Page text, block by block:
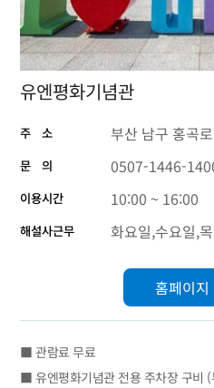
유엔평화기념관
주 소 부산 남구 홍곡
문 의 0507-1446-
이용시간 10:00 ~ 16:00
해설사근무 화요일,수요일,
홈페이지
■ 관람료 무료
■ 유엔평화기념관 전용 주차장 구비 (